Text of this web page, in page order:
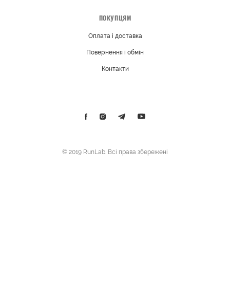
ПОКУПЦЯМ
Оплата і доставка
Повернення і обмін
Контакти
© 2019 RunLab. Всі права збережені